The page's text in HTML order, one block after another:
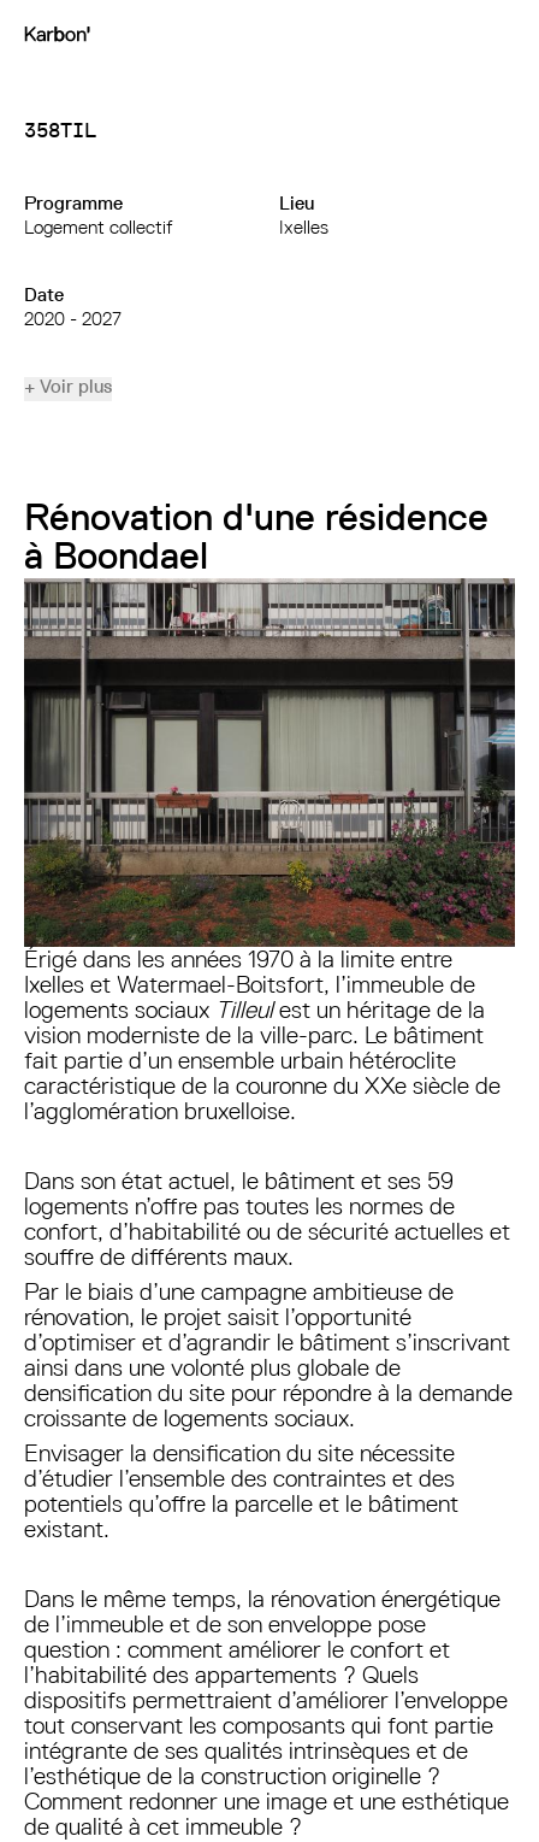
358TIL
Programme
Logement collectif
Lieu
Ixelles
Date
2020 - 2027
+ Voir plus
Rénovation d'une résidence
à Boondael
Érigé dans les années 1970 à la limite entre
Ixelles et Watermael-Boitsfort, l’immeuble de
logements sociaux Tilleulest un héritage de la
vision moderniste de la ville-parc. Le bâtiment
fait partie d’un ensemble urbain hétéroclite
caractéristique de la couronne du XXe siècle de
l’agglomération bruxelloise.
Dans son état actuel, le bâtiment et ses 59
logements n’offre pas toutes les normes de
confort, d’habitabilité ou de sécurité actuelles et
souffre de différents maux.
Par le biais d’une campagne ambitieuse de
rénovation, le projet saisit l’opportunité
d’optimiser et d’agrandir le bâtiment s’inscrivant
ainsi dans une volonté plus globale de
densification du site pour répondre à la demande
croissante de logements sociaux.
Envisager la densification du site nécessite
d’étudier l’ensemble des contraintes et des
potentiels qu’offre la parcelle et le bâtiment
existant.
Dans le même temps, la rénovation énergétique
de l’immeuble et de son enveloppe pose
question : comment améliorer le confort et
l’habitabilité des appartements ? Quels
dispositifs permettraient d’améliorer l’enveloppe
tout conservant les composants qui font partie
intégrante de ses qualités intrinsèques et de
l’esthétique de la construction originelle ?
Comment redonner une image et une esthétique
de qualité à cet immeuble ?